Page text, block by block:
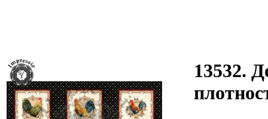
13532.